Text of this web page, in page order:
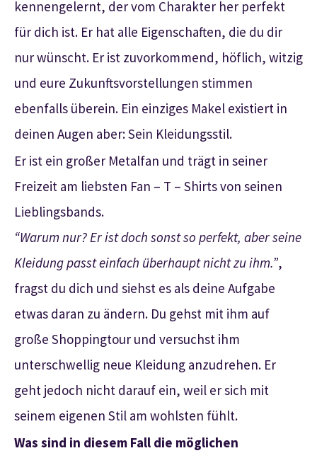
kennengelernt, der vom Charakter her perfekt
für dich ist. Er hat alle Eigenschaften, die du dir
nur wünscht. Er ist zuvorkommend, höflich, witzig
und eure Zukunftsvorstellungen stimmen
ebenfalls überein. Ein einziges Makel existiert in
deinen Augen aber: Sein Kleidungsstil.
Er ist ein großer Metalfan und trägt in seiner
Freizeit am liebsten Fan – T – Shirts von seinen
Lieblingsbands.
“Warum nur? Er ist doch sonst so perfekt, aber seine
Kleidung passt einfach überhaupt nicht zu ihm.”,
fragst du dich und siehst es als deine Aufgabe
etwas daran zu ändern. Du gehst mit ihm auf
große Shoppingtour und versuchst ihm
unterschwellig neue Kleidung anzudrehen. Er
geht jedoch nicht darauf ein, weil er sich mit
seinem eigenen Stil am wohlsten fühlt.
Was sind in diesem Fall die möglichen